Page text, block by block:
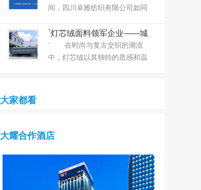
间，四川卓雅纺织有限公司如同
和卓越的品质，赢得了业界的广
泛赞誉。自2019年成立以来，卓
雅纺织始终坚守“创新、品质、
产、销售于一体的现代化纺织企
业。在这里，每一根纱线都凝聚
着卓雅纺织对品质的极致追求和
对创新的无限热情。公司拥有一
支经验丰富、技术精湛的团队，
`灯芯绒面料领军企业——城
南纺织正式上线大耀领布平
台！`
` 在时尚与复古交织的潮流
中，灯芯绒以其独特的质感和温
融合，展现出无与伦比的时尚气
息。 常州市武进城南纺织品
有限公司，坐落于风景秀丽的江
苏常州，是一家专注于纺织行业
的私营企业。公司成立于1997
大家都看
大耀合作酒店